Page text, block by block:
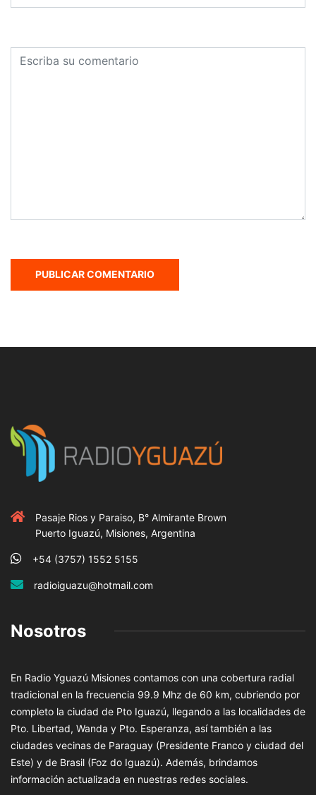
Pasaje Rios y Paraiso, B° Almirante Brown
Puerto Iguazú, Misiones, Argentina
+54 (3757) 1552 5155
radioiguazu@hotmail.com
Nosotros
En Radio Yguazú Misiones contamos con una cobertura radial
tradicional en la frecuencia 99.9 Mhz de 60 km, cubriendo por
completo la ciudad de Pto Iguazú, llegando a las localidades de
Pto. Libertad, Wanda y Pto. Esperanza, así también a las
ciudades vecinas de Paraguay (Presidente Franco y ciudad del
Este) y de Brasil (Foz do Iguazú). Además, brindamos
información actualizada en nuestras redes sociales.